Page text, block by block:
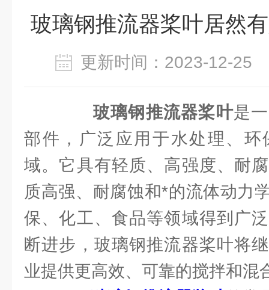
玻璃钢推流器桨叶居然
更新时间：2023-12-
玻璃钢推流器桨叶是
部件，广泛应用于水处理、环
域。它具有轻质、高强度、耐
质高强、耐腐蚀和*的流体动力
保、化工、食品等领域得到广
断进步，玻璃钢推流器桨叶将
业提供更高效、可靠的搅拌和混